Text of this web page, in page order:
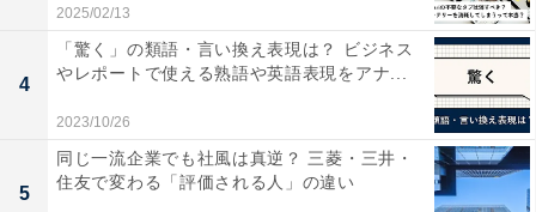
とを意味し、具体的な目標に向かって努力する姿勢や行
動を指します。
目標達成に向けた努力全般を指すと覚えておくと良いで
しょう。
2025/02/13
4
「驚く」の類語・言い換え表現は？ ビジネス
やレポートで使える熟語や英語表現をアナ...
2023/10/26
5
同じ一流企業でも社風は真逆？ 三菱・三井・
住友で変わる「評価される人」の違い